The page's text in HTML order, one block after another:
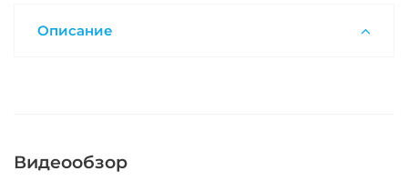
Описание
Видеообзор